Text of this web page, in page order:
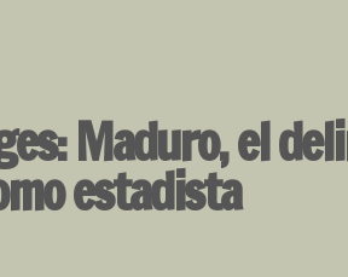
Maduro, el
estadista